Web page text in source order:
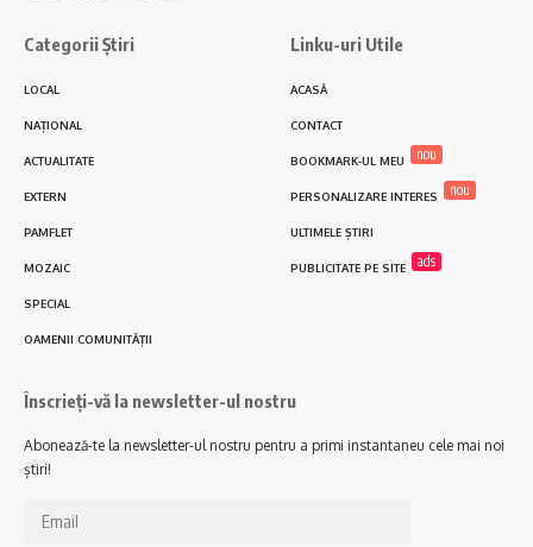
Categorii Știri
LOCAL
NAȚIONAL
ACTUALITATE
EXTERN
PAMFLET
MOZAIC
SPECIAL
OAMENII COMUNITĂȚII
Linku-uri Utile
ACASĂ
CONTACT
BOOKMARK-UL MEU nou
PERSONALIZARE INTERES nou
ULTIMELE ȘTIRI
PUBLICITATE PE SITE ads
Înscrieți-vă la newsletter-ul nostru
Abonează-te la newsletter-ul nostru pentru a primi instantaneu cele mai noi
știri!